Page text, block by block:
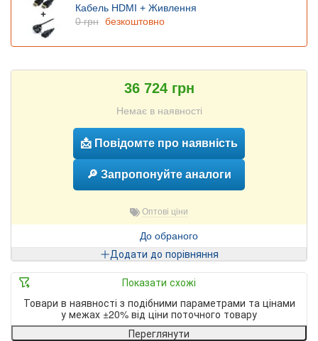
Кабель HDMI + Живлення
0 грн безкоштовно
36 724 грн
Немає в наявності
📩 Повідомте про наявність
🔎 Запропонуйте аналоги
Оптові ціни
До обраного
Додати до порівняння
Показати схожі
Товари в наявності з подібними параметрами та цінами
у межах ±20% від ціни поточного товару
Переглянути